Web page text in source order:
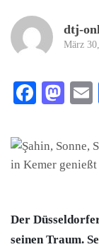
dtj-
März
Der
seinen Traum.